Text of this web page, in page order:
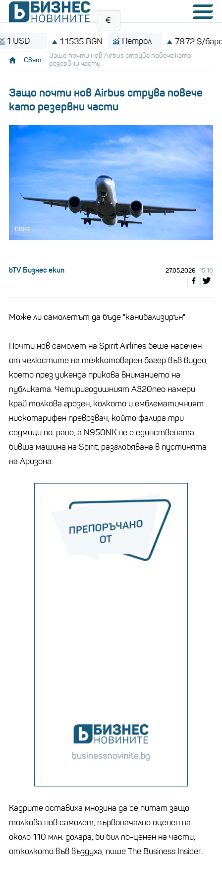
1.1535 BGN Петрол 78.72 $/барел
Свят
Защо почти нов Airbus струва повече като
резервни части
Защо почти нов Airbus струва повече
като резервни части
СВЯТ
bTV Бизнес екип 27.05.2026 15:10
Може ли самолетът да бъде "канибализирън"
Почти нов самолет на Spirit Airlines беше насечен
от челюстите на тежкотоварен багер във видео,
което през уикенда прикова вниманието на
публиката. Четиригодишният A320neo намери
край толкова грозен, колкото и емблематичният
нискотарифен превозвач, който фалира три
седмици по-рано, а N950NK не е единствената
бивша машина на Spirit, разглобявана в пустинята
на Аризона.
Кадрите оставиха мнозина да се питат защо
толкова нов самолет, първоначално оценен на
около 110 млн. долара, би бил по-ценен на части,
отколкото във въздуха, пише The Business Insider.